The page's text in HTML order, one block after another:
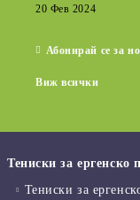
20 Фев 2024
Абонирай се за
Виж всички
Тениски за ергенско
Тениски за